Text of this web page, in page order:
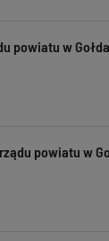
powiatu w
powiatu w